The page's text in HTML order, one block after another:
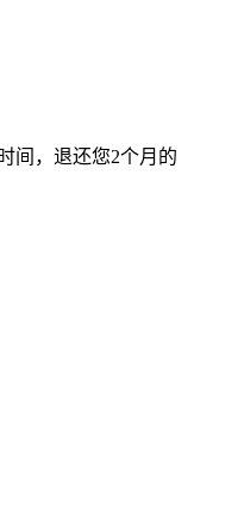
间，退还您2个月的